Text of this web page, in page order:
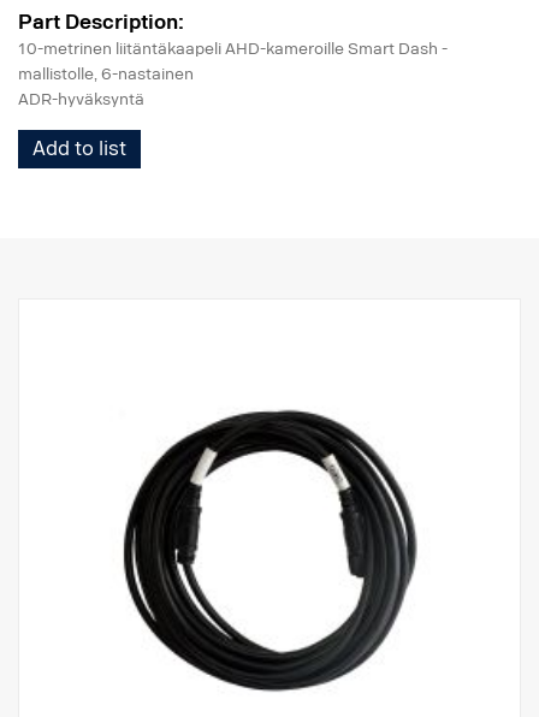
Part Description:
10-metrinen liitäntäkaapeli AHD-kameroille Smart Dash -
mallistolle, 6-nastainen
ADR-hyväksyntä
Add to list